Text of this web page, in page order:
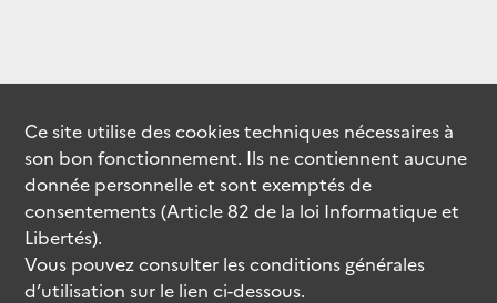
Ce site utilise descookiestechniques nécessaires à
son bon fonctionnement. Ils ne contiennent aucune
donnée personnelle et sont exemptés de
consentements (Article 82 de la loi Informatique et
Libertés).
Vous pouvez consulter les conditions générales
d’utilisation sur le lien ci-dessous.